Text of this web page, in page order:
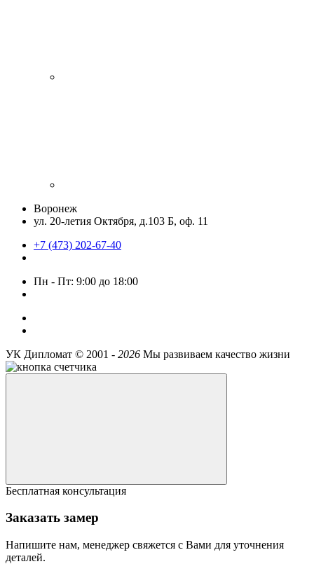
Воронеж
ул. 20-летия Октября, д.103 Б, оф. 11
+7 (473) 202-67-40
Пн - Пт: 9:00 до 18:00
УК Дипломат © 2001 - 2026 Мы развиваем качество жизни
Бесплатная консультация
Заказать замер
Напишите нам, менеджер свяжется с Вами для уточнения
деталей.